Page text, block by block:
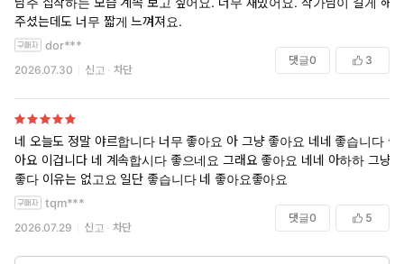
주셨는데도 너무 짧게 느껴져요.
dor***
2026.07.30 신고 차단
댓글0 3
네 오늘도 정말 야르합니다 너무 좋아요 아 그냥 좋아요 네네 좋습니다 좋
아요 이겁니다 네 계속합시다 좋으네요 그래요 좋아요 네네 아하하 그냥
좋다 이유는 없고요 일단 좋습니다 네 좋아요좋아요
tqm***
2026.07.29 신고 차단
댓글0 5